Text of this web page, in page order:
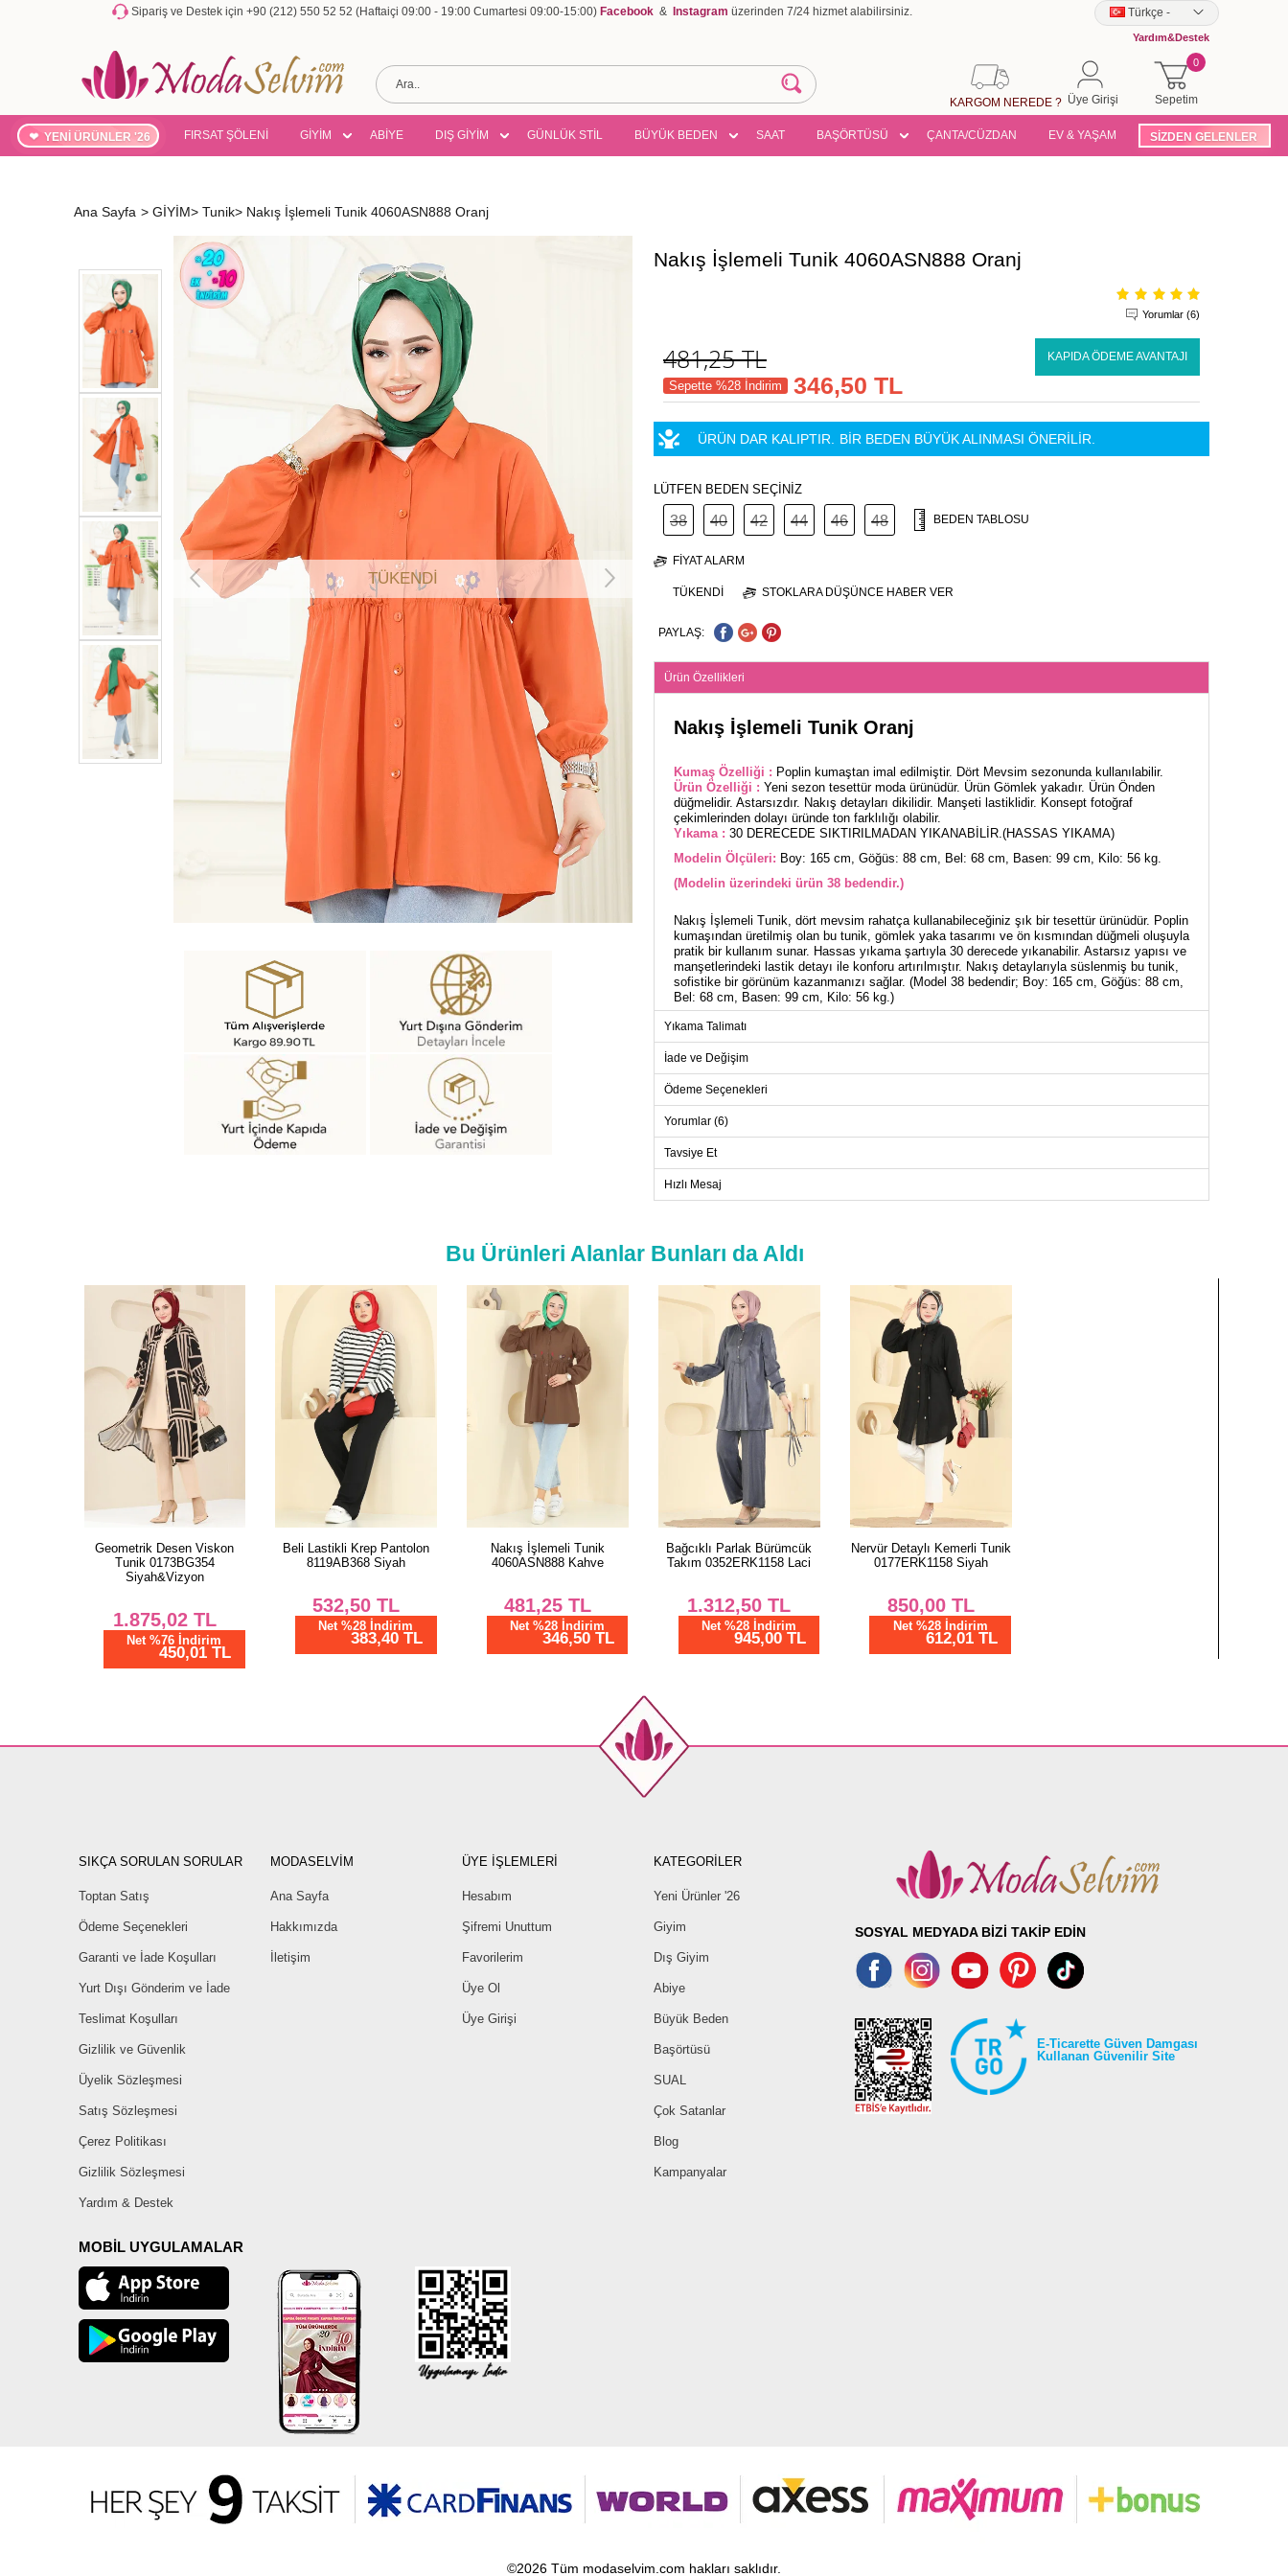
Sipariş ve Destek için +90 (212) 550 52 52 (Haftaiçi 09:00 - 19:00 Cumartesi 09:00-15:00) Facebook & Instagram üzerinden 7/24 hizmet alabilirsiniz. Türkçe -
Yardım&Destek
Sepetim
0
Üye Girişi
KARGOM NEREDE ?
YENİ ÜRÜNLER '26 FIRSAT ŞÖLENİ GİYİM ABİYE DIŞ GİYİM GÜNLÜK STİL BÜYÜK BEDEN SAAT BAŞÖRTÜSÜ ÇANTA/CÜZDAN EV & YAŞAM SİZDEN GELENLER
Ana Sayfa > GİYİM> Tunik> Nakış İşlemeli Tunik 4060ASN888 Oranj
TÜKENDİ
Nakış İşlemeli Tunik 4060ASN888 Oranj
Yorumlar (6)
481,25TL KAPIDA ÖDEME AVANTAJI
Sepette %28 İndirim 346,50 TL
ÜRÜN DAR KALIPTIR. BİR BEDEN BÜYÜK ALINMASI ÖNERİLİR.
LÜTFEN BEDEN SEÇİNİZ
38 40 42 44 46 48 BEDEN TABLOSU
FIYAT ALARM
TÜKENDI STOKLARA DÜŞÜNCE HABER VER
PAYLAŞ:
Ürün Özellikleri
Nakış İşlemeli Tunik Oranj
Kumaş Özelliği : Poplin kumaştan imal edilmiştir. Dört Mevsim sezonunda kullanılabilir.
Ürün Özelliği : Yeni sezon tesettür moda ürünüdür. Ürün Gömlek yakadır. Ürün Önden
düğmelidir. Astarsızdır. Nakış detayları dikilidir. Manşeti lastiklidir. Konsept fotoğraf
çekimlerinden dolayı üründe ton farklılığı olabilir.
Yıkama : 30 DERECEDE SIKTIRILMADAN YIKANABİLİR.(HASSAS YIKAMA)
Modelin Ölçüleri: Boy: 165 cm, Göğüs: 88 cm, Bel: 68 cm, Basen: 99 cm, Kilo: 56 kg.
(Modelin üzerindeki ürün 38 bedendir.)
Nakış İşlemeli Tunik, dört mevsim rahatça kullanabileceğiniz şık bir tesettür ürünüdür. Poplin
kumaşından üretilmiş olan bu tunik, gömlek yaka tasarımı ve ön kısmından düğmeli oluşuyla
pratik bir kullanım sunar. Hassas yıkama şartıyla 30 derecede yıkanabilir. Astarsız yapısı ve
manşetlerindeki lastik detayı ile konforu artırılmıştır. Nakış detaylarıyla süslenmiş bu tunik,
sofistike bir görünüm kazanmanızı sağlar. (Model 38 bedendir; Boy: 165 cm, Göğüs: 88 cm,
Bel: 68 cm, Basen: 99 cm, Kilo: 56 kg.)
TUNİK BEDEN ÖLÇÜLERİ (CM)
Beden
Göğüs
Boy
44
104
82
Yıkama Talimatı
İade ve Değişim
Ödeme Seçenekleri
Yorumlar (6)
Tavsiye Et
Hızlı Mesaj
Bu Ürünleri Alanlar Bunları da Aldı
Geometrik Desen Viskon
Tunik 0173BG354
Siyah&Vizyon
1.875,02TL
Net %76 İndirim
450,01 TL
Beli Lastikli Krep Pantolon
8119AB368 Siyah
532,50 TL
Net %28 İndirim
383,40 TL
Nakış İşlemeli Tunik
4060ASN888 Kahve
481,25 TL
Net %28 İndirim
346,50 TL
Bağcıklı Parlak Bürümcük
Takım 0352ERK1158 Laci
1.312,50 TL
Net %28 İndirim
945,00 TL
Nervür Detaylı Kemerli Tunik
0177ERK1158 Siyah
850,00TL
Net %28 İndirim
612,01 TL
SIKÇA SORULAN SORULAR
Toptan Satış
Ödeme Seçenekleri
Garanti ve İade Koşulları
Yurt Dışı Gönderim ve İade
Teslimat Koşulları
Gizlilik ve Güvenlik
Üyelik Sözleşmesi
Satış Sözleşmesi
Çerez Politikası
Gizlilik Sözleşmesi
Yardım & Destek
MODASELVİM
Ana Sayfa
Hakkımızda
İletişim
ÜYE İŞLEMLERİ
Hesabım
Şifremi Unuttum
Favorilerim
Üye Ol
Üye Girişi
KATEGORİLER
Yeni Ürünler '26
Giyim
Dış Giyim
Abiye
Büyük Beden
Başörtüsü
SUAL
Çok Satanlar
Blog
Kampanyalar
MOBİL UYGULAMALAR
SOSYAL MEDYADA BİZİ TAKİP EDİN
E-Ticarette Güven Damgası
Kullanan Güvenilir Site
©2026 Tüm modaselvim.com hakları saklıdır.